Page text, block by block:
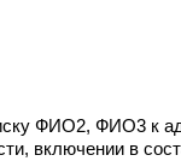
ФИО2, ФИО3 к
включении в